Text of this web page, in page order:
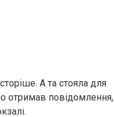
А та стояла для
отримав повідомлення,